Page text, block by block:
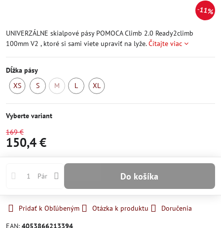
11%
UNIVERZÁLNE skialpové pásy POMOCA Climb 2.0 Ready2climb
100mm V2 , ktoré si sami viete upraviť na lyže.Čítajte viac
Dĺžka pásy
XS
S
M
L
XL
Vyberte variant
169 €
150,4 €
Pár Do košíka
Pridať k Obľúbeným Otázka k produktu
Doručenia
EAN: 4053866213394